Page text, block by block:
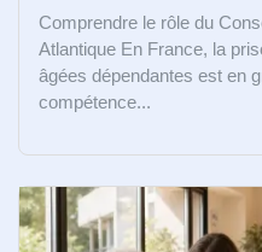
Comprendre le rôle du
Atlantique En France, la
âgées dépendantes est en
compétence...